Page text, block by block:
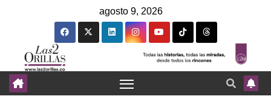
agosto 9, 2026